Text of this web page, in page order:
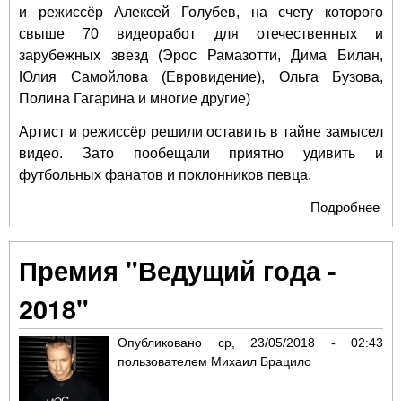
и режиссёр Алексей Голубев, на счету которого
свыше 70 видеоработ для отечественных и
зарубежных звезд (Эрос Рамазотти, Дима Билан,
Юлия Самойлова (Евровидение), Ольга Бузова,
Полина Гагарина и многие другие)
Артист и режиссёр решили оставить в тайне замысел
видео. Зато пообещали приятно удивить и
футбольных фанатов и поклонников певца.
Подробнее
Премия "Ведущий года -
2018"
Опубликовано ср, 23/05/2018 - 02:43
пользователем Михаил Брацило